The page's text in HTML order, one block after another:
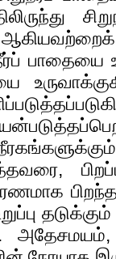
பாதையை
தடுக்கும்